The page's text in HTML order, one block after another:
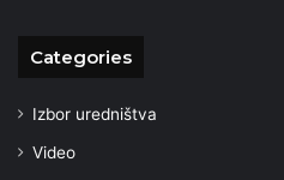
Categories
Izbor uredništva
Video